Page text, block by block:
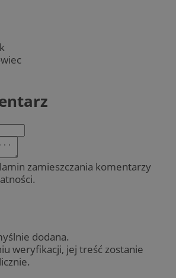
zamieszczania komentarzy
dodana.
weryfikacji, jej treść zostanie